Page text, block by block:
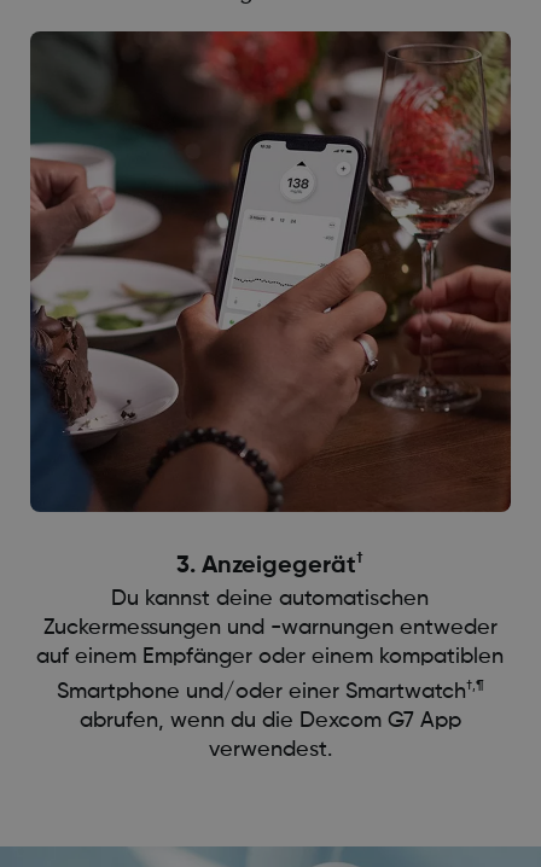
3. Anzeigegerät†
Du kannst deine automatischen
Zuckermessungen und -warnungen entweder
auf einem Empfänger oder einem kompatiblen
Smartphone und/oder einer Smartwatch†,¶
abrufen, wenn du die Dexcom G7 App
verwendest.